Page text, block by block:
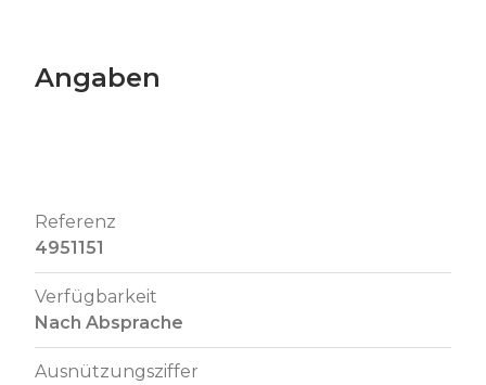
Angaben
Referenz
4951151
Verfügbarkeit
Nach Absprache
Ausnützungsziffer